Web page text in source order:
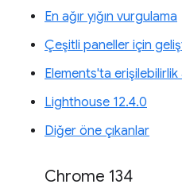
En ağır yığın vurgulama
Çeşitli paneller için
Elements'ta
Lighthouse 12.4.0
Diğer öne çıkanlar
Chrome 134